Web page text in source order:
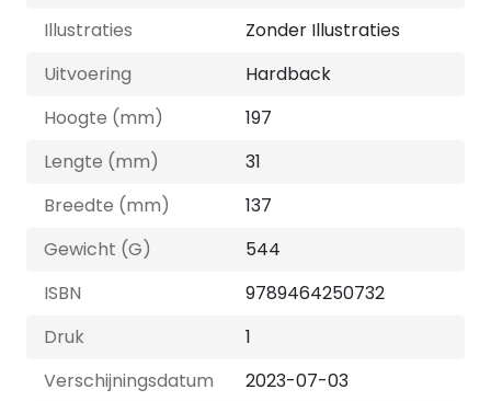
Illustraties
Zonder Illustraties
Uitvoering
Hardback
Hoogte (mm)
197
Lengte (mm)
31
Breedte (mm)
137
Gewicht (G)
544
ISBN
9789464250732
Druk
1
Verschijningsdatum
2023-07-03